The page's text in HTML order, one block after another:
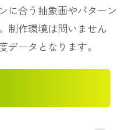
に合う抽象画やパターン
制作環境は問いません
データとなります。